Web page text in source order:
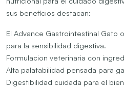
sus beneficios destacan:
El Advance Gastrointestinal Gato
para la sensibilidad digestiva.
Formulacion veterinaria con
Alta palatabilidad pensada para
Digestibilidad cuidada para el